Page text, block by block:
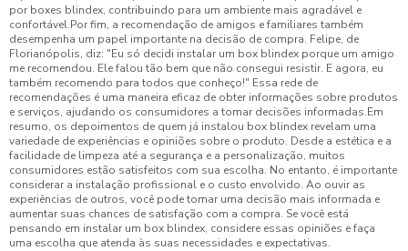
por boxes blindex, contribuindo para um ambiente mais agradável e
confortável.Por fim, a recomendação de amigos e familiares também
desempenha um papel importante na decisão de compra. Felipe, de
Florianópolis, diz: "Eu só decidi instalar um box blindex porque um amigo
me recomendou. Ele falou tão bem que não consegui resistir. E agora, eu
também recomendo para todos que conheço!" Essa rede de
recomendações é uma maneira eficaz de obter informações sobre produtos
e serviços, ajudando os consumidores a tomar decisões informadas.Em
resumo, os depoimentos de quem já instalou box blindex revelam uma
variedade de experiências e opiniões sobre o produto. Desde a estética e a
facilidade de limpeza até a segurança e a personalização, muitos
consumidores estão satisfeitos com sua escolha. No entanto, é importante
considerar a instalação profissional e o custo envolvido. Ao ouvir as
experiências de outros, você pode tomar uma decisão mais informada e
aumentar suas chances de satisfação com a compra. Se você está
pensando em instalar um box blindex, considere essas opiniões e faça
uma escolha que atenda às suas necessidades e expectativas.